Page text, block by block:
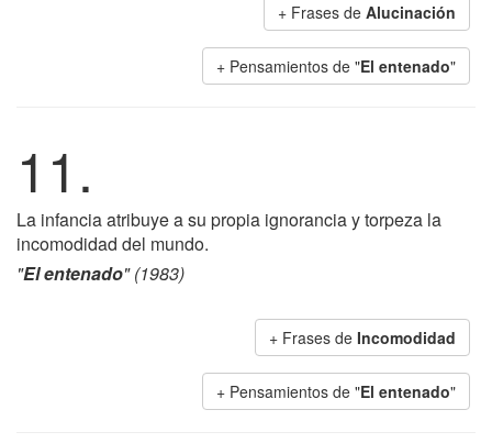
+ Frases de Alucinación
+ Pensamientos de "El entenado"
11.
La infancia atribuye a su propia ignorancia y torpeza la
incomodidad del mundo.
"El entenado" (1983)
+ Frases de Incomodidad
+ Pensamientos de "El entenado"